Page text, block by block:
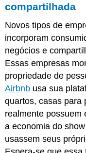
compartilhada
Novos tipos de
incorporam
negócios e
Essas empresas
propriedade de
Airbnb usa sua
quartos, casas para
realmente possuem
a economia do
usassem seus